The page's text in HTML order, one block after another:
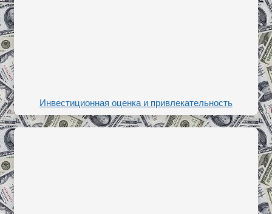
Инвестиционная оценка и привлекательность